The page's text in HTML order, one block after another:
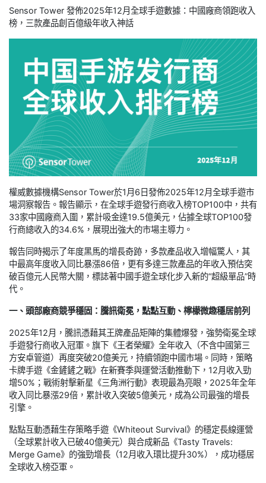
Sensor Tower 發佈2025年12月全球手遊數據：中國廠商領跑收入
榜，三款產品創百億級年收入神話
權威數據機構Sensor Tower於1月6日發佈2025年12月全球手遊市
場洞察報告。報告顯示，在全球手遊發行商收入榜TOP100中，共有
33家中國廠商入圍，累計吸金達19.5億美元，佔據全球TOP100發
行商總收入的34.6%，展現出強大的市場主導力。
報告同時揭示了年度黑馬的增長奇跡，多款產品收入增幅驚人，其
中最高年度收入同比暴漲86倍，更有多達三款產品的年收入預估突
破百億元人民幣大關，標誌著中國手遊全球化步入新的“超級單品”時
代。
一、頭部廠商競爭穩固：騰訊衛冕，點點互動、檸檬微趣穩居前列
2025年12月，騰訊憑藉其王牌產品矩陣的集體爆發，強勢衛冕全球
手遊發行商收入冠軍。旗下《王者榮耀》全年收入（不含中國第三
方安卓管道）再度突破20億美元，持續領跑中國市場。同時，策略
卡牌手遊《金鏟鏟之戰》在新賽季與運營活動推動下，12月收入勁
增50%；戰術射擊新星《三角洲行動》表現最為亮眼，2025年全年
收入同比暴漲29倍，累計收入突破5億美元，成為公司最強的增長
引擎。
點點互動憑藉生存策略手遊《Whiteout Survival》的穩定長線運營
（全球累計收入已破40億美元）與合成新品《Tasty Travels:
Merge Game》的強勁增長（12月收入環比提升30%），成功穩居
全球收入榜亞軍。